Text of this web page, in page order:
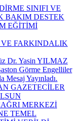
SINIFI VE
BAKIM DESTEK
EĞİTİMİ
FARKINDALIK
Dr. Yasin YILMAZ
Görme Engelliler
Mesaj Yayınladı.
GAZETECİLER
MERKEZİ
TEMEL